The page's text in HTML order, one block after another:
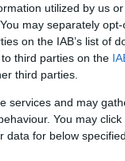
utilized by us
may separately
on the IAB’s list of
third parties on the
third parties.
services and may
You may
data for below
του κ.
πρόκειται
κ.κ.
ιστολογική
και της
σε